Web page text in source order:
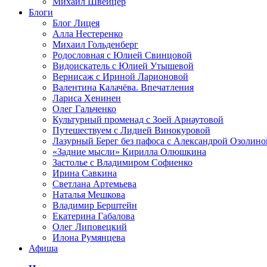
Блоги
Блог Лицея
Алла Нестеренко
Михаил Гольденберг
Родословная с Юлией Свинцовой
Видоискатель с Юлией Утышевой
Вернисаж с Ириной Ларионовой
Валентина Калачёва. Впечатления
Лариса Хенинен
Олег Гальченко
Культурный променад с Зоей Арнаутовой
Путешествуем с Лидией Винокуровой
Лазурный Берег без пафоса с Александрой
«Задние мысли» Кирилла Олюшкина
Застолье с Владимиром Софиенко
Ирина Савкина
Светлана Артемьева
Наталья Мешкова
Владимир Берштейн
Екатерина Габалова
Олег Липовецкий
Илона Румянцева
Афиша